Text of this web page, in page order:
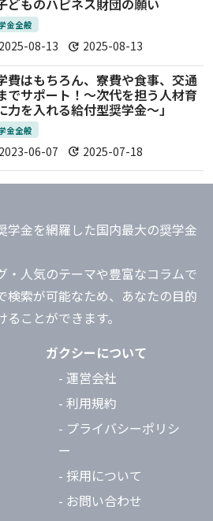
どものハピネス財団の願い
金全般
2025-08-13 update 2025-08-13
費はもちろん、寮費や食事、交通
でサポート！～次代を担う人材育
力を入れる給付型奨学金～」
金全般
2023-06-07 update 2025-07-18
学金を網羅した国内最大の奨学金
・人気のテーマや豊富なコラムで
検索が可能なため、あなたの目的
ことができます。
ガクシーについて
- 運営会社
- 利用規約
- プライバシーポリシ
ー
- 採用について
- お問い合わせ